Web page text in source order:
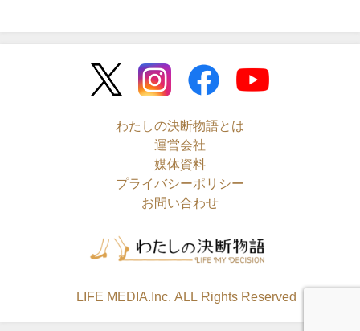
わたしの決断物語とは
運営会社
媒体資料
プライバシーポリシー
お問い合わせ
©LIFE MEDIA.Inc. ALL Rights Reserved